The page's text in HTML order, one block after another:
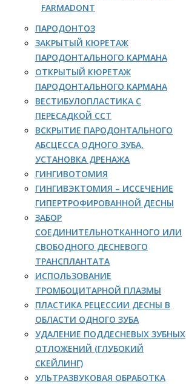
FARMADONT
ПАРОДОНТОЗ
ЗАКРЫТЫЙ КЮРЕТАЖ
ПАРОДОНТАЛЬНОГО КАРМАНА
ОТКРЫТЫЙ КЮРЕТАЖ
ПАРОДОНТАЛЬНОГО КАРМАНА
ВЕСТИБУЛОПЛАСТИКА С
ПЕРЕСАДКОЙ ССТ
ВСКРЫТИЕ ПАРОДОНТАЛЬНОГО
АБСЦЕССА ОДНОГО ЗУБА,
УСТАНОВКА ДРЕНАЖА
ГИНГИВОТОМИЯ
ГИНГИВЭКТОМИЯ – ИССЕЧЕНИЕ
ГИПЕРТРОФИРОВАННОЙ ДЕСНЫ
ЗАБОР
СОЕДИНИТЕЛЬНОТКАННОГО ИЛИ
СВОБОДНОГО ДЕСНЕВОГО
ТРАНСПЛАНТАТА
ИСПОЛЬЗОВАНИЕ
ТРОМБОЦИТАРНОЙ ПЛАЗМЫ
ПЛАСТИКА РЕЦЕССИИ ДЕСНЫ В
ОБЛАСТИ ОДНОГО ЗУБА
УДАЛЕНИЕ ПОДДЕСНЕВЫХ ЗУБНЫХ
ОТЛОЖЕНИЙ (ГЛУБОКИЙ
СКЕЙЛИНГ)
УЛЬТРАЗВУКОВАЯ ОБРАБОТКА